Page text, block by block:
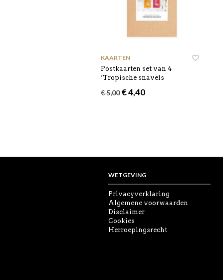
KAARTEN
Postkaarten set van 4
‘Tropische snavels
€5,00 Oorspronkelijke
€4,40Huidige
WETGEVING
Privacyverklaring
Algemene voorwaarden
Disclaimer
Cookies
Herroepingsrecht